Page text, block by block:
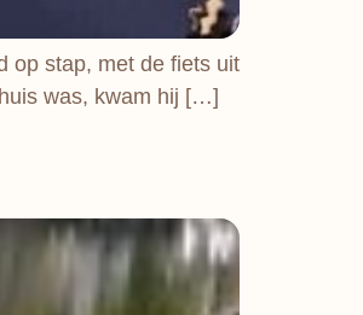
op stap, met de fiets uit
was, kwam hij […]